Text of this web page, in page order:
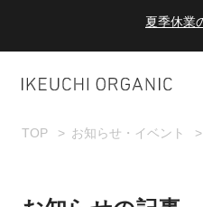
夏季休業
ダブルポイント！夏をア
夏季休業
TOP お知らせ・イベント